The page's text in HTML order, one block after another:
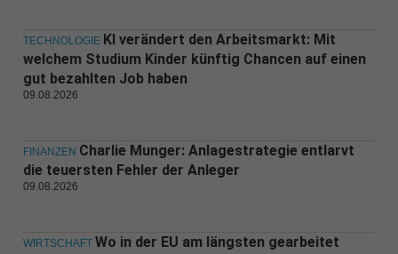
TECHNOLOGIE KI verändert den Arbeitsmarkt: Mit
welchem Studium Kinder künftig Chancen auf einen
gut bezahlten Job haben
09.08.2026
FINANZEN Charlie Munger: Anlagestrategie entlarvt
die teuersten Fehler der Anleger
09.08.2026
WIRTSCHAFT Wo in der EU am längsten gearbeitet